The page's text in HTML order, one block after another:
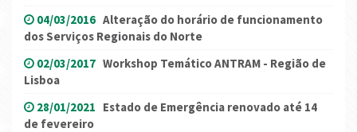
04/03/2016 Alteração do horário de funcionamento
dos Serviços Regionais do Norte
02/03/2017 Workshop Temático ANTRAM - Região de
Lisboa
28/01/2021 Estado de Emergência renovado até 14
de fevereiro